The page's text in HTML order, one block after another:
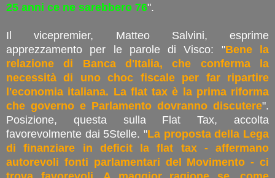
25 anni ce ne sarebbero 76".
Il vicepremier, Matteo Salvini, esprime
apprezzamento per le parole di Visco: "Bene la
relazione di Banca d'Italia, che conferma la
necessità di uno choc fiscale per far ripartire
l'economia italiana. La flat tax è la prima riforma
che governo e Parlamento dovranno discutere".
Posizione, questa sulla Flat Tax, accolta
favorevolmente dai 5Stelle. "La proposta della Lega
di finanziare in deficit la flat tax - affermano
autorevoli fonti parlamentari del Movimento - ci